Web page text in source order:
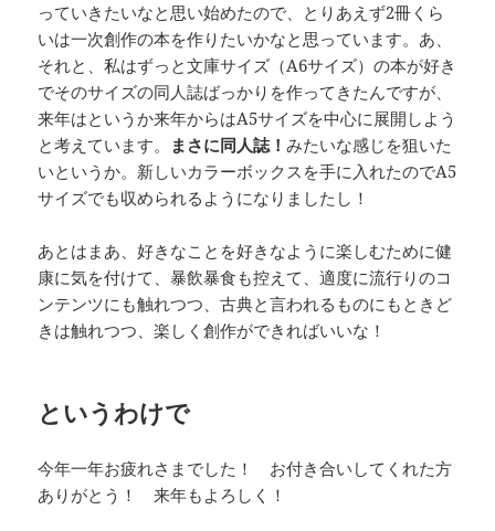
っていきたいなと思い始めたので、とりあえず2冊くら
いは一次創作の本を作りたいかなと思っています。あ、
それと、私はずっと文庫サイズ（A6サイズ）の本が好き
でそのサイズの同人誌ばっかりを作ってきたんですが、
来年はというか来年からはA5サイズを中心に展開しよう
と考えています。
まさに同人誌！みたいな感じを狙いた
いというか。新しいカラーボックスを手に入れたのでA5
サイズでも収められるようになりましたし！
あとはまあ、好きなことを好きなように楽しむために健
康に気を付けて、暴飲暴食も控えて、適度に流行りのコ
ンテンツにも触れつつ、古典と言われるものにもときど
きは触れつつ、楽しく創作ができればいいな！
というわけで
今年一年お疲れさまでした！ お付き合いしてくれた方
ありがとう！ 来年もよろしく！